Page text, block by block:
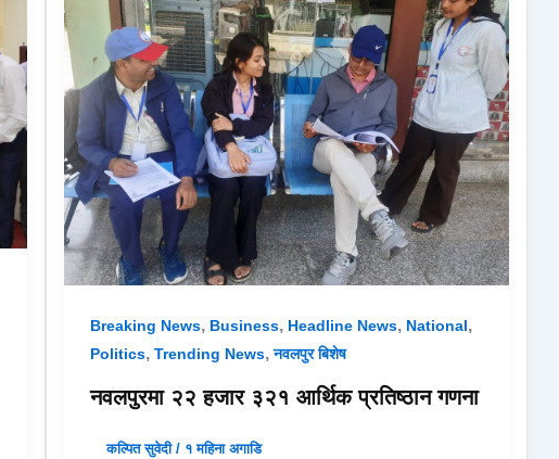
Breaking News, Business, Headline News, National,
Politics,Trending News,नवलपुर बिशेष
नवलपुरमा २२ हजार ३२१ आर्थिक प्रतिष्ठान गणना
कल्पित सुवेदी/ १ महिना अगाडि